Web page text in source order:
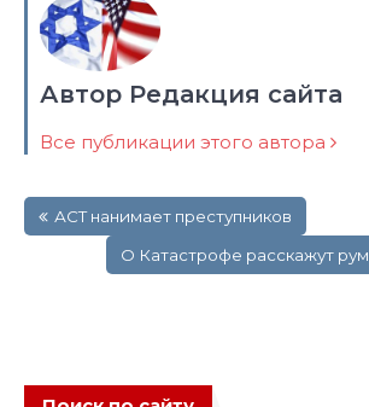
Автор Редакция сайта
Все публикации этого автора
по
записям
АСТ нанимает преступников
О Катастрофе расскажут